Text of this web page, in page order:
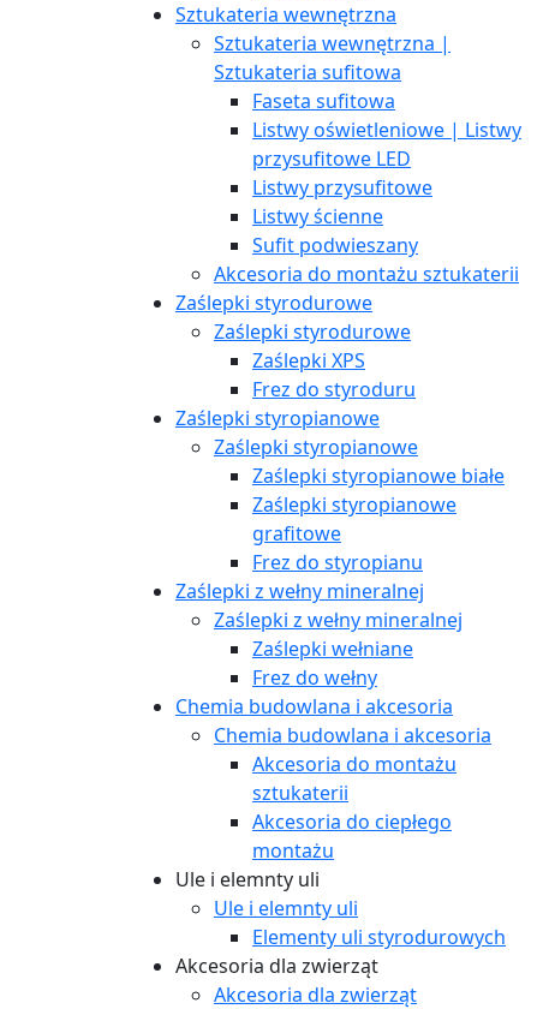
Sztukateria wewnętrzna
Sztukateria wewnętrzna |
Sztukateria sufitowa
Faseta sufitowa
Listwy oświetleniowe | Listwy
przysufitowe LED
Listwy przysufitowe
Listwy ścienne
Sufit podwieszany
Akcesoria do montażu sztukaterii
Zaślepki styrodurowe
Zaślepki styrodurowe
Zaślepki XPS
Frez do styroduru
Zaślepki styropianowe
Zaślepki styropianowe
Zaślepki styropianowe białe
Zaślepki styropianowe
grafitowe
Frez do styropianu
Zaślepki z wełny mineralnej
Zaślepki z wełny mineralnej
Zaślepki wełniane
Frez do wełny
Chemia budowlana i akcesoria
Chemia budowlana i akcesoria
Akcesoria do montażu
sztukaterii
Akcesoria do ciepłego
montażu
Ule i elemnty uli
Ule i elemnty uli
Elementy uli styrodurowych
Akcesoria dla zwierząt
Akcesoria dla zwierząt